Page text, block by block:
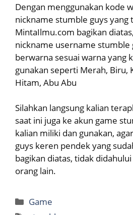
Dengan menggunakan kode
nickname stumble guys yang
MintaIlmu.com bagikan
nickname username stumble
berwarna sesuai warna yang
gunakan seperti Merah, Biru,
Hitam, Abu Abu
Silahkan langsung kalian
saat ini juga ke akun game
kalian miliki dan gunakan,
guys keren pendek yang
bagikan diatas, tidak
orang lain.
Categories
Game